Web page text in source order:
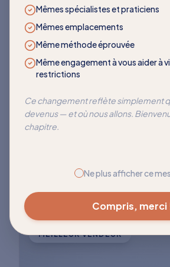
Mêmes spécialistes et praticiens
Mêmes emplacements
Même méthode éprouvée
Même engagement à vous aider à
restrictions
Ce changement reflète simplement
devenus — et où nous allons.
chapitre.
Ne plus afficher ce
Compris, merci
LES PLUS DEMANDÉS
Des
transforment
Rejoignez des milliers de
réussi à réentraîner leur
de réagir à ces
Explorer tous les
MEILLEUR VENDEUR